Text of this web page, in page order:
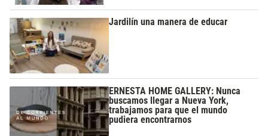
Jardilín una manera de educar
ERNESTA HOME GALLERY: Nunca
buscamos llegar a Nueva York,
trabajamos para que el mundo
pudiera encontrarnos